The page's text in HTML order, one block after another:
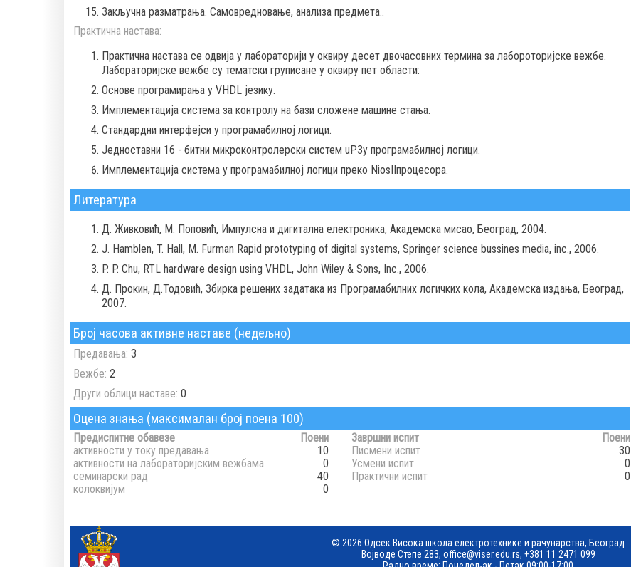
Закључна разматрања. Самовредновање, анализа предмета..
Практична настава:
Практична настава се одвија у лабораторији у оквиру десет двочасовних термина за лабороторијске вежбе.
Лабораторијске вежбе су тематски груписане у оквиру пет области:
Основе програмирања у VHDL језику.
Имплементација система за контролу на бази сложене машине стања.
Стандардни интерфејси у програмабилној логици.
Једноставни 16 - битни микроконтролерски систем uP3у програмабилној логици.
Имплементација система у програмабилној логици преко NiosIIпроцесора.
Литература
Д. Живковић, М. Поповић, Импулсна и дигитална електроника, Академска мисао, Београд, 2004.
J. Hamblen, T. Hall, M. Furman Rapid prototyping of digital systems, Springer science bussines media, inc., 2006.
P. P. Chu, RTL hardware design using VHDL, John Wiley & Sons, Inc., 2006.
Д. Прокин, Д.Тодовић, Збирка решених задатака из Програмабилних логичких кола, Академска издања, Београд,
2007.
Број часова активне наставе (недељно)
Предавања: 3
Вежбе: 2
Други облици наставе: 0
Оцена знања (максималан број поена 100)
Предиспитне обавезе
Поени
активности у току предавања
10
активности на лабораторијским вежбама
0
семинарски рад
40
колоквијум
0
Завршни испит
Поени
Писмени испит
30
Усмени испит
0
Практични испит
0
© 2026 Одсек Висока школа електротехнике и рачунарства, Београд
Војводе Степе 283, office@viser.edu.rs, +381 11 2471 099